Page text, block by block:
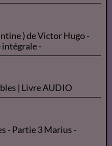
) de Victor Hugo -
intégrale -
| Livre AUDIO
- Partie 3 Marius -